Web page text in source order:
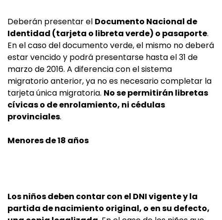
Deberán presentar el Documento Nacional de
Identidad (tarjeta o libreta verde) o pasaporte.
En el caso del documento verde, el mismo no deberá
estar vencido y podrá presentarse hasta el 31 de
marzo de 2016. A diferencia con el sistema
migratorio anterior, ya no es necesario completar la
tarjeta única migratoria. No se permitirán libretas
cívicas o de enrolamiento, ni cédulas
provinciales.
Menores de 18 años
Los niños deben contar con el DNI vigente y la
partida de nacimiento original, o en su defecto,